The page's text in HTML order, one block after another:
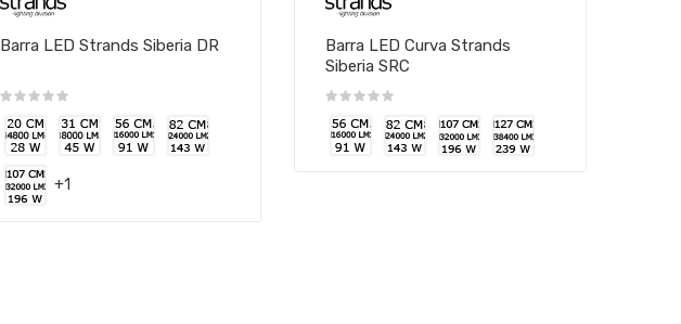
Barra LED Strands Siberia DR
+1
Barra LED Curva Strands
Siberia SRC